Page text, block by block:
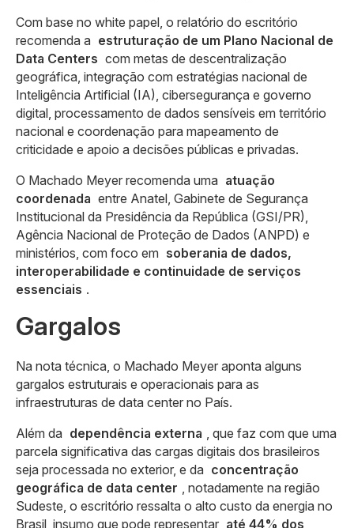
Com base no white papel, o relatório do escritório
recomenda a estruturação de um Plano Nacional de
Data Centers com metas de descentralização
geográfica, integração com estratégias nacional de
Inteligência Artificial (IA), cibersegurança e governo
digital, processamento de dados sensíveis em território
nacional e coordenação para mapeamento de
criticidade e apoio a decisões públicas e privadas.
O Machado Meyer recomenda uma atuação
coordenada entre Anatel, Gabinete de Segurança
Institucional da Presidência da República (GSI/PR),
Agência Nacional de Proteção de Dados (ANPD) e
ministérios, com foco em soberania de dados,
interoperabilidade e continuidade de serviços
essenciais .
Gargalos
Na nota técnica, o Machado Meyer aponta alguns
gargalos estruturais e operacionais para as
infraestruturas de data center no País.
Além da dependência externa
, que faz com que uma
parcela significativa das cargas digitais dos brasileiros
seja processada no exterior, e da concentração
geográfica de data center
, notadamente na região
Sudeste, o escritório ressalta o alto custo da energia no
Brasil, insumo que pode representar até 44% dos